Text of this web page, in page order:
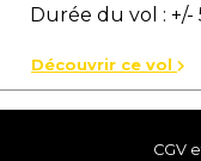
Durée du vol :
Découvrir ce vol
CGV